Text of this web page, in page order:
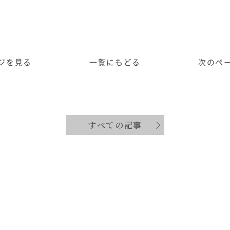
を見る 一覧にもどる 次のペ
すべての記事